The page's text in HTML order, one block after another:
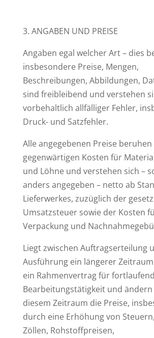
3. ANGABEN UND PREISE
Angaben egal welcher Art – dies
insbesondere Preise, Mengen,
Beschreibungen, Abbildungen,
sind freibleibend und verstehen
vorbehaltlich allfälliger Fehler,
Druck- und Satzfehler.
Alle angegebenen Preise
gegenwärtigen Kosten für
und Löhne und verstehen sich –
anders angegeben – netto ab
Lieferwerkes, zuzüglich der
Umsatzsteuer sowie der Kosten
Verpackung und
Liegt zwischen Auftragserteilung
Ausführung ein längerer
ein Rahmenvertrag für
Bearbeitungstätigkeit und ändern
diesem Zeitraum die Preise,
durch eine Erhöhung von
Zöllen, Rohstoffpreisen,